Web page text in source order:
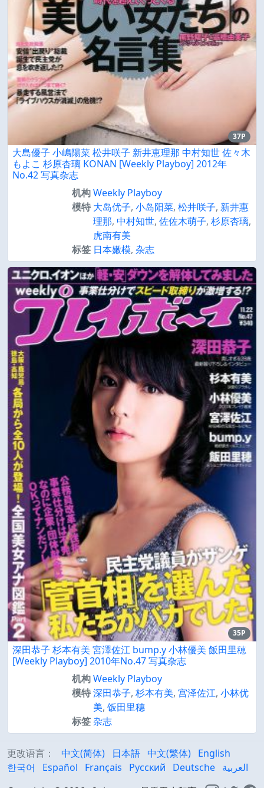
37P
大島優子 小嶋陽菜 松井咲子 新井恵理那 中村知世 佐々木
もよこ 杉原杏璃 KONAN [Weekly Playboy] 2012年
No.42 写真杂志
机构Weekly Playboy
模特 大岛优子, 小岛阳菜, 松井咲子, 新井惠
理那, 中村知世, 佐佐木萌子, 杉原杏璃,
虎南有美
标签 日本嫩模, 杂志
35P
深田恭子 杉本有美 宮澤佐江 bump.y 小林優美 飯田里穂
[Weekly Playboy] 2010年No.47 写真杂志
机构Weekly Playboy
模特深田恭子, 杉本有美, 宫泽佐江, 小林优
美, 饭田里穗
标签杂志
更改语言： 中文(简体) 日本語 中文(繁体) English
한국어
Español Français Русский Deutsche العربية